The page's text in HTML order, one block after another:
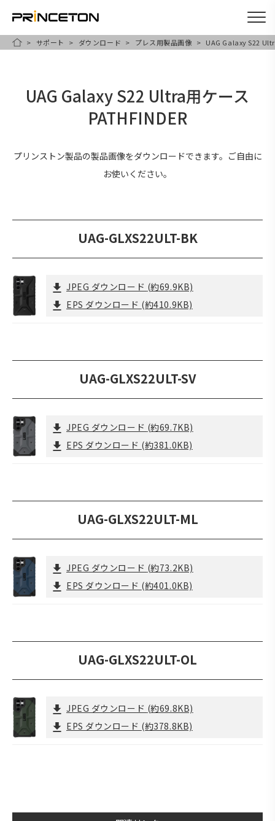
HOME
サポート ダウンロード プレス用製品画像 UAG Galaxy S22
UAG Galaxy S22 Ultra用ケース
PATHFINDER
プリンストン製品の製品画像をダウンロードできます。ご自由に
お使いください。
UAG-GLXS22ULT-BK
JPEG ダウンロード (約69.9KB)
EPS ダウンロード (約410.9KB)
UAG-GLXS22ULT-SV
JPEG ダウンロード (約69.7KB)
EPS ダウンロード (約381.0KB)
UAG-GLXS22ULT-ML
JPEG ダウンロード (約73.2KB)
EPS ダウンロード (約401.0KB)
UAG-GLXS22ULT-OL
JPEG ダウンロード (約69.8KB)
EPS ダウンロード (約378.8KB)